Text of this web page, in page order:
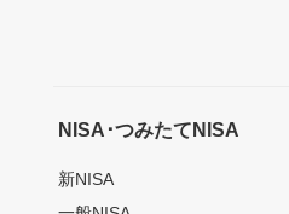
NISA･つみたてNISA
新NISA